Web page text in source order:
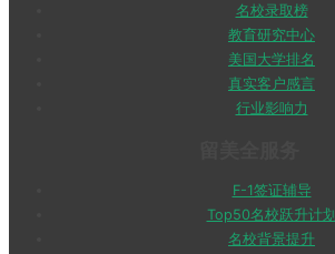
名校录取榜
教育研究中心
美国大学排名
真实客户感言
行业影响力
F-1签证辅导
Top50名校跃升计划
名校背景提升